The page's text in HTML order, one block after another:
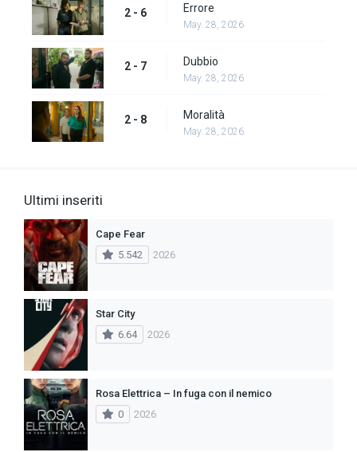
2 - 6 Errore
May. 28, 2026
2 - 7 Dubbio
May. 28, 2026
2 - 8 Moralità
May. 28, 2026
Ultimi inseriti
Cape Fear
5.542
2026
Star City
6.64
2026
Rosa Elettrica – In fuga con il nemico
0
2026